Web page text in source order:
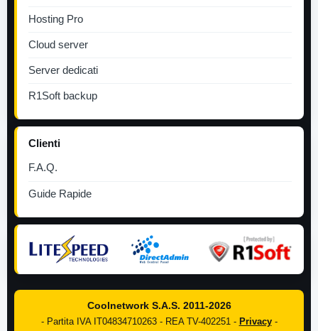
Hosting Pro
Cloud server
Server dedicati
R1Soft backup
Clienti
F.A.Q.
Guide Rapide
Coolnetwork S.A.S. 2011-2026
- Partita IVA IT04834710263 - REA TV-402251 - Privacy-